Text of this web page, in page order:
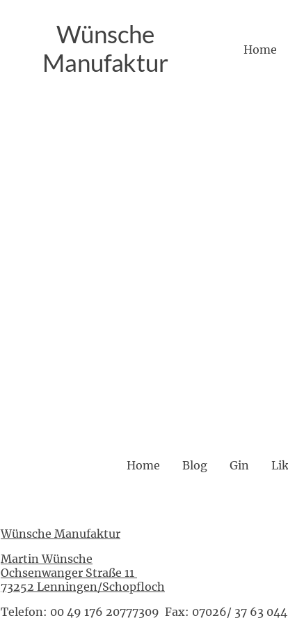
Wünsche
Manufaktur
Home
Home Blog Gin
Wünsche Manufaktur
Martin Wünsche
Ochsenwanger Straße 11
73252 Lenningen/Schopfloch
Telefon: 00 49 176 20777309 Fax: 07026/ 37 63 044